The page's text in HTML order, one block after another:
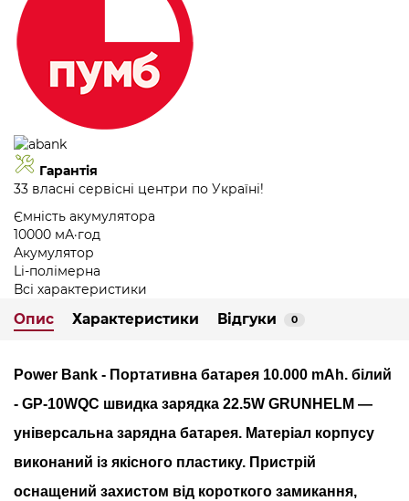
Гарантія
33 власні сервісні центри по Україні!
Ємність акумулятора
10000 мА·год
Акумулятор
Li-полімерна
Всі характеристики
Опис Характеристики Відгуки 0
Power Bank - Портативна батарея 10.000 mAh. білий
- GP-10WQC швидка зарядка 22.5W GRUNHELM —
універсальна зарядна батарея. Матеріал корпусу
виконаний із якісного пластику. Пристрій
оснащений захистом від короткого замикання,